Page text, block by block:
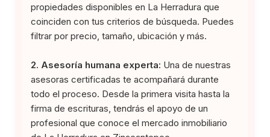
propiedades disponibles en La Herradura que
coinciden con tus criterios de búsqueda. Puedes
filtrar por precio, tamaño, ubicación y más.
2. Asesoría humana experta: Una de nuestras
asesoras certificadas te acompañará durante
todo el proceso. Desde la primera visita hasta la
firma de escrituras, tendrás el apoyo de un
profesional que conoce el mercado inmobiliario